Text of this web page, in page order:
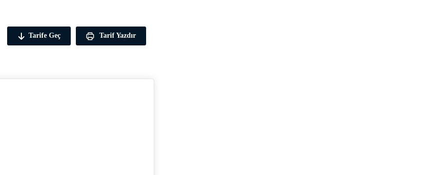
Tarife Geç Tarif Yazdır